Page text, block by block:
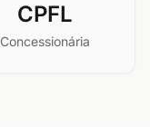
CPFL
Concessionária